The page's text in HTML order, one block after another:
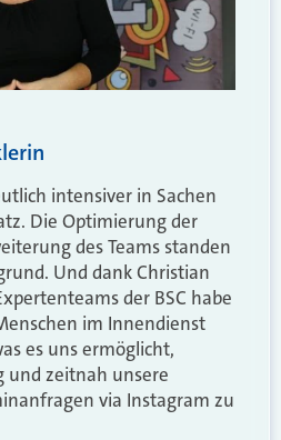
intensiver in Sachen
Die Optimierung der
des Teams standen
Und dank Christian
der BSC habe
im Innendienst
es uns ermöglicht,
zeitnah unsere
via Instagram zu